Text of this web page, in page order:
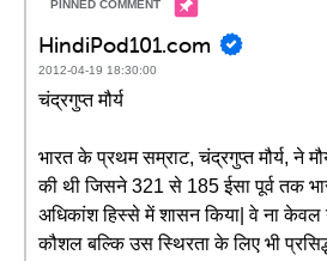
HindiPod101.com
2012-04-19 18:30:00
चंद्रगुप्त मौर्य
भारत के प्रथम सम्राट, चंद्रगुप्त मौर्य, ने
की थी जिसने 321 से 185 ईसा पूर्व तक
अधिकांश हिस्से में शासन किया| वे ना केवल
कौशल बल्कि उस स्थिरता के लिए भी